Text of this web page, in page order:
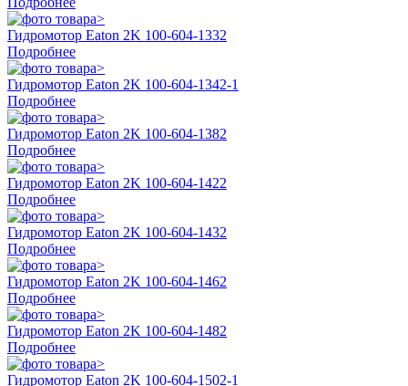
Гидромотор Eaton 2K 100-604-1332
Подробнее
Гидромотор Eaton 2K 100-604-1342-1
Подробнее
Гидромотор Eaton 2K 100-604-1382
Подробнее
Гидромотор Eaton 2K 100-604-1422
Подробнее
Гидромотор Eaton 2K 100-604-1432
Подробнее
Гидромотор Eaton 2K 100-604-1462
Подробнее
Гидромотор Eaton 2K 100-604-1482
Подробнее
Гидромотор Eaton 2K 100-604-1502-1